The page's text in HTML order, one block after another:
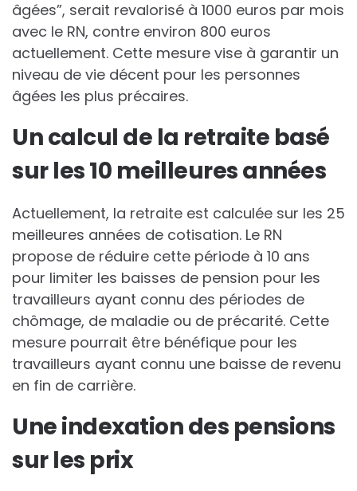
âgées”, serait revalorisé à 1000 euros par mois
avec le RN, contre environ 800 euros
actuellement. Cette mesure vise à garantir un
niveau de vie décent pour les personnes
âgées les plus précaires.
Un calcul de la retraite basé
sur les 10 meilleures années
Actuellement, la retraite est calculée sur les 25
meilleures années de cotisation. Le RN
propose de réduire cette période à 10 ans
pour limiter les baisses de pension pour les
travailleurs ayant connu des périodes de
chômage, de maladie ou de précarité. Cette
mesure pourrait être bénéfique pour les
travailleurs ayant connu une baisse de revenu
en fin de carrière.
Une indexation des pensions
sur les prix